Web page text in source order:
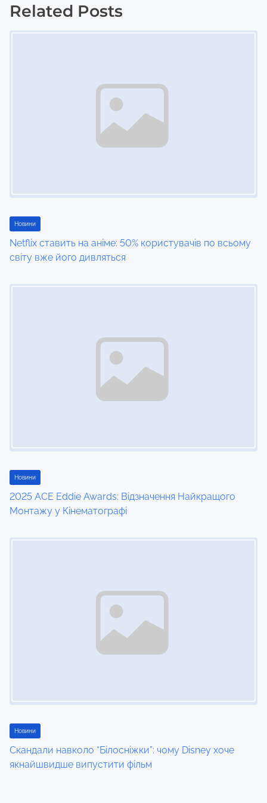
t
i
o
Related Posts
Новини
Netflix ставить на аніме: 50% користувачів по всьому
світу вже його дивляться
Новини
2025 ACE Eddie Awards: Відзначення Найкращого
Монтажу у Кінематографі
Новини
Скандали навколо “Білосніжки”: чому Disney хоче
якнайшвидше випустити фільм